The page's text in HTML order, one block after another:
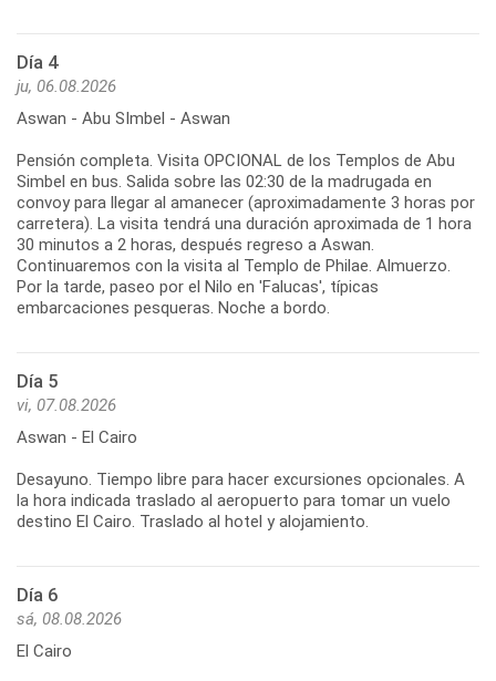
Día 4
ju, 06.08.2026
Aswan - Abu SImbel - Aswan
Pensión completa. Visita OPCIONAL de los Templos de Abu
Simbel en bus. Salida sobre las 02:30 de la madrugada en
convoy para llegar al amanecer (aproximadamente 3 horas por
carretera). La visita tendrá una duración aproximada de 1 hora
30 minutos a 2 horas, después regreso a Aswan.
Continuaremos con la visita al Templo de Philae. Almuerzo.
Por la tarde, paseo por el Nilo en 'Falucas', típicas
embarcaciones pesqueras. Noche a bordo.
Día 5
vi, 07.08.2026
Aswan - El Cairo
Desayuno. Tiempo libre para hacer excursiones opcionales. A
la hora indicada traslado al aeropuerto para tomar un vuelo
destino El Cairo. Traslado al hotel y alojamiento.
Día 6
sá, 08.08.2026
El Cairo